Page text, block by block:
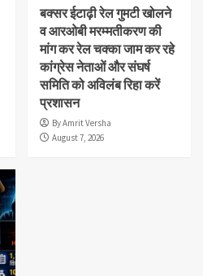
बक्सर ईटाढ़ी रेल गुमटी खोलने
व आरओबी मरम्मतीकरण की
मांग कर रेल चक्का जाम कर रहे
कांग्रेस नेताओं और संघर्ष
समिति को अविलंब रिहा करें
प्रशासन
By Amrit Versha
August 7, 2026